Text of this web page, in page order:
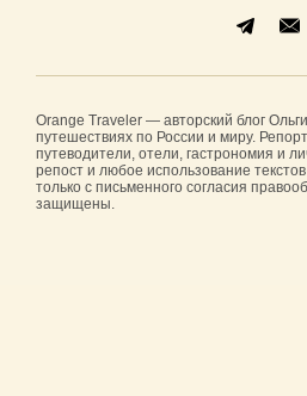
Orange Traveler — авторский блог
путешествиях по России и миру.
путеводители, отели, гастрономия и
репост и любое использование
только с письменного согласия
защищены.